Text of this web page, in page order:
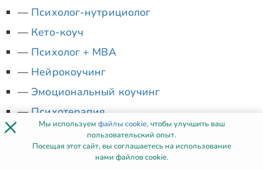
Психолог-нутрициолог
Кето-коуч
Психолог + MBA
Нейрокоучинг
Эмоциональный коучинг
Психотерапия
Коуч + MBA
Лайф-коуч
× Мы используем файлы cookie, чтобы улучшить ваш
пользовательский опыт.
Посещая этот сайт, вы соглашаетесь на использование
нами файлов cookie.